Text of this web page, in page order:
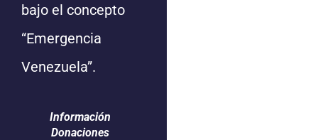
bajo el concepto
“Emergencia
Venezuela”.
Información
Donaciones